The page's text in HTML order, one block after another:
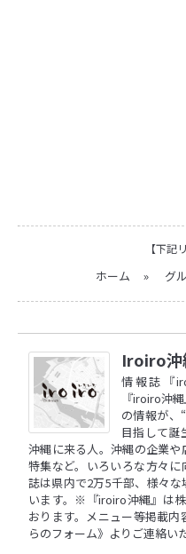
【下記
ホーム » グ
Iroiro沖
情報誌『
『iroiro沖
の情報が、
目指して誕
沖縄に来る人。沖縄の企業や
特集など。いろいろな方々
誌は県内で2万5千部、様々
います。※『iroiro沖縄』は
おります。メニュー等掲載内
らのフォーム》 よりご連絡い